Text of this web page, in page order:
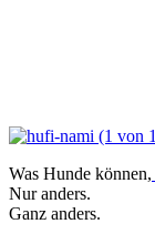
Was Hunde können,
Nur anders.
Ganz anders.